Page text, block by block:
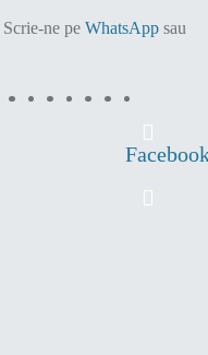
Scrie-ne pe WhatsAppsau